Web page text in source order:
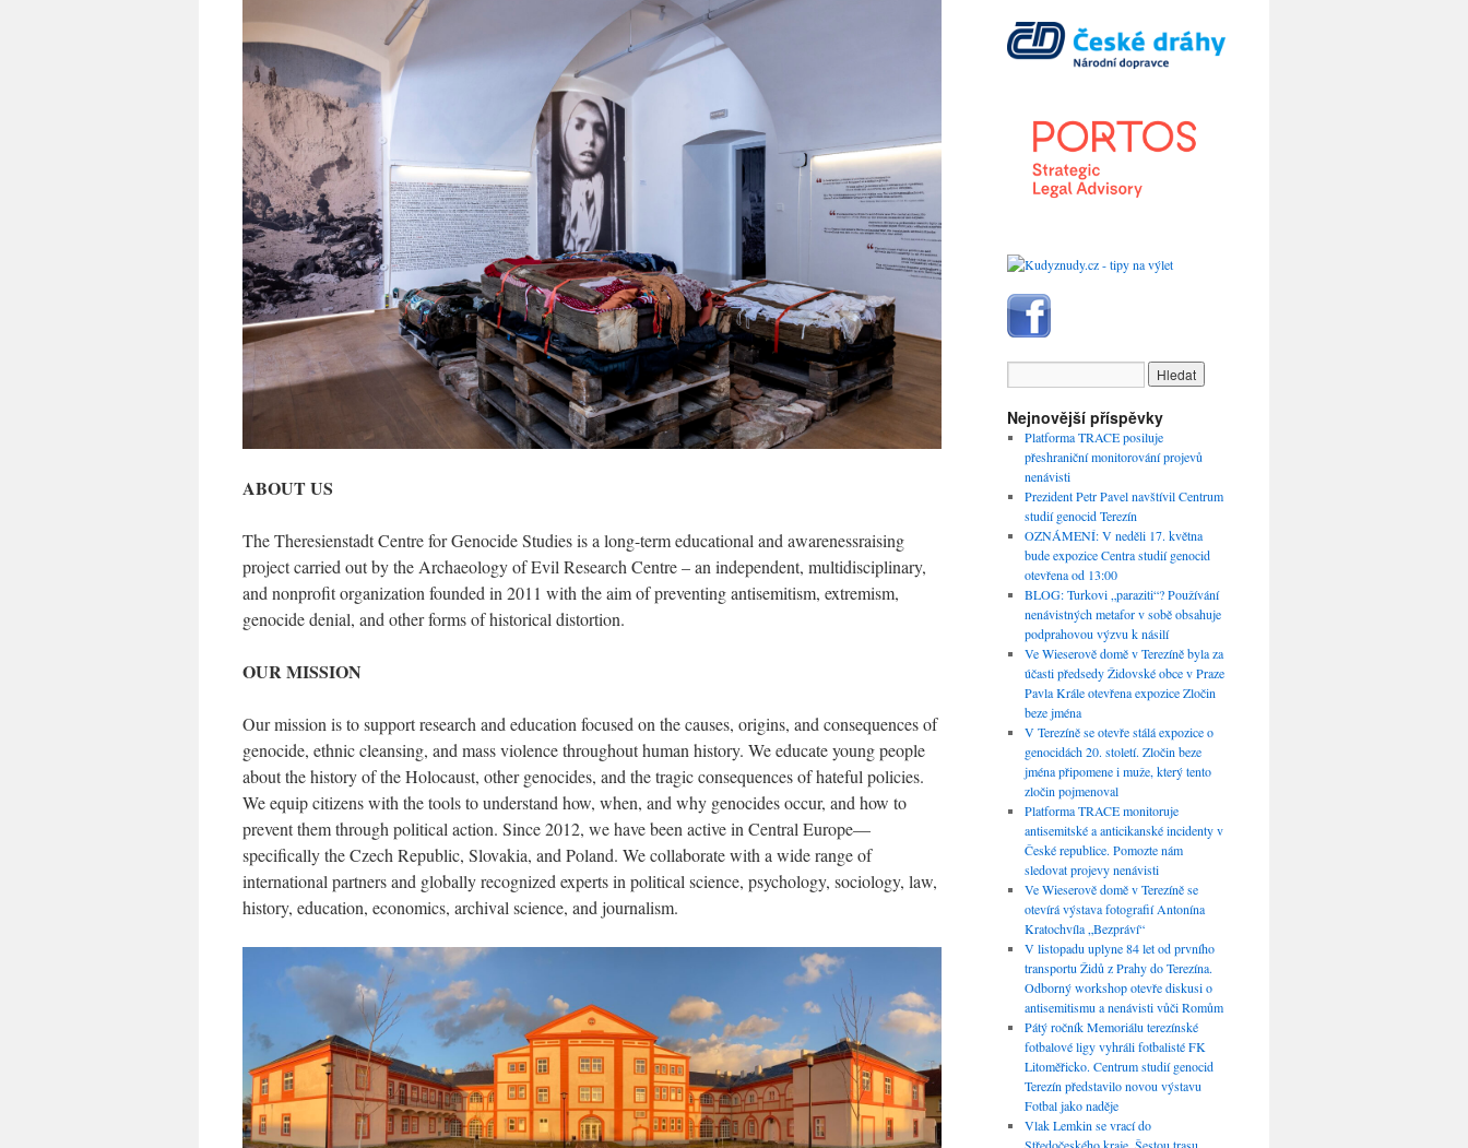
ABOUT US
The Theresienstadt Centre for Genocide Studies is a long-term educational and awarenessraising
project carried out by the Archaeology of Evil Research Centre – an independent, multidisciplinary,
and nonprofit organization founded in 2011 with the aim of preventing antisemitism, extremism,
genocide denial, and other forms of historical distortion.
OUR MISSION
Our mission is to support research and education focused on the causes, origins, and consequences of
genocide, ethnic cleansing, and mass violence throughout human history. We educate young people
about the history of the Holocaust, other genocides, and the tragic consequences of hateful policies.
We equip citizens with the tools to understand how, when, and why genocides occur, and how to
prevent them through political action. Since 2012, we have been active in Central Europe—
specifically the Czech Republic, Slovakia, and Poland. We collaborate with a wide range of
international partners and globally recognized experts in political science, psychology, sociology, law,
history, education, economics, archival science, and journalism.
Nejnovější příspěvky
Platforma TRACE posiluje
přeshraniční monitorování projevů
nenávisti
Prezident Petr Pavel navštívil Centrum
studií genocid Terezín
OZNÁMENÍ: V neděli 17. května
bude expozice Centra studií genocid
otevřena od 13:00
BLOG: Turkovi „paraziti“? Používání
nenávistných metafor v sobě obsahuje
podprahovou výzvu k násilí
Ve Wieserově domě v Terezíně byla za
účasti předsedy Židovské obce v Praze
Pavla Krále otevřena expozice Zločin
beze jména
V Terezíně se otevře stálá expozice o
genocidách 20. století. Zločin beze
jména připomene i muže, který tento
zločin pojmenoval
Platforma TRACE monitoruje
antisemitské a anticikanské incidenty v
České republice. Pomozte nám
sledovat projevy nenávisti
Ve Wieserově domě v Terezíně se
otevírá výstava fotografií Antonína
Kratochvíla „Bezpráví“
V listopadu uplyne 84 let od prvního
transportu Židů z Prahy do Terezína.
Odborný workshop otevře diskusi o
antisemitismu a nenávisti vůči Romům
Pátý ročník Memoriálu terezínské
fotbalové ligy vyhráli fotbalisté FK
Litoměřicko. Centrum studií genocid
Terezín představilo novou výstavu
Fotbal jako naděje
Vlak Lemkin se vrací do